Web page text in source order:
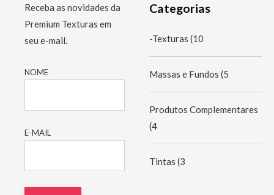
Receba as novidades da
Premium Texturas em
seu e-mail.
NOME
E-MAIL
Categorias
-Texturas (10
Massas e Fundos (5
Produtos Complementares
(4
Tintas (3